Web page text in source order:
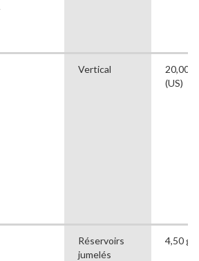
Vertical
20,00
(US)
Réservoirs
jumelés
4,50